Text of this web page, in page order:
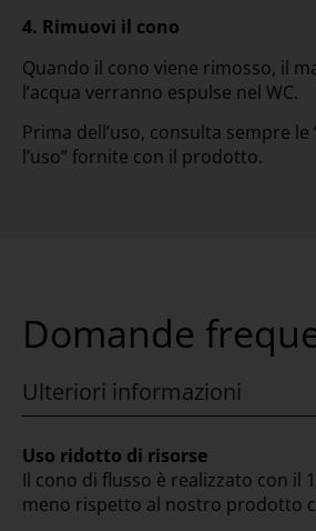
4. Rimuovi il cono
Quando il cono viene rimosso, il
l’acqua verranno espulse nel WC.
Prima dell’uso, consulta sempre
l’uso” fornite con il prodotto.
Domande
Ulteriori informazioni
Uso ridotto di risorse
Il cono di flusso è realizzato con il
meno rispetto al nostro prodotto